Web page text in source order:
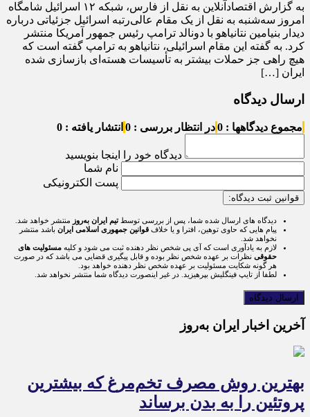
به گزارش اقتصادآنلاین به نقل از فارس، شبکه ۱۲ اسرائیل شامگاه
امروز سه‌شنبه به نقل از یک مقام عالی‌رتبه اسرائیل جزئیاتی درباره
دیدار بنیامین نتانیاهو با دونالد ترامپ رئیس جمهور آمریکا منتشر
کرد. به گفته این مقام اسرائیلی، نتانیاهو به ترامپ گفته است که
هیچ راهی جز حملات بیشتر به تأسیسات هسته‌ای بازسازی شده
ایران […]
ارسال دیدگاه
مجموع دیدگاهها : 0 در انتظار بررسی : 0 انتشار یافته : 0
دیدگاه خود را اینجا بنویسید
نام شما
پست الکترونیکی
قوانین ثبت دیدگاه:
دیدگاه های ارسال شده شما، پس از بررسی توسطتیم ایران به‌روز منتشر خواهد شد.
پیام هایی که حاوی توهین، افترا و یا خلاف قوانین جمهوری اسلامی ایران باشد منتشر
نخواهد شد.
لازم به یادآوری است که آی پی شخص نظر دهنده ثبت می شود و کلیه مسئولیت های
حقوقی نظرات بر عهده شخص نظر بوده و قابل پیگیری قضایی می باشد که در صورت
هر گونه شکایت مسئولیت بر عهده شخص نظر دهنده خواهد بود.
لطفا از تایپ فینگلیش بپرهیزید. در غیر اینصورت دیدگاه شما منتشر نخواهد شد.
آخرین اخبار ایران به‌روز
بهترین روش مصرف تخم‌مرغ که بیشترین
پروتئین را به بدن برساند